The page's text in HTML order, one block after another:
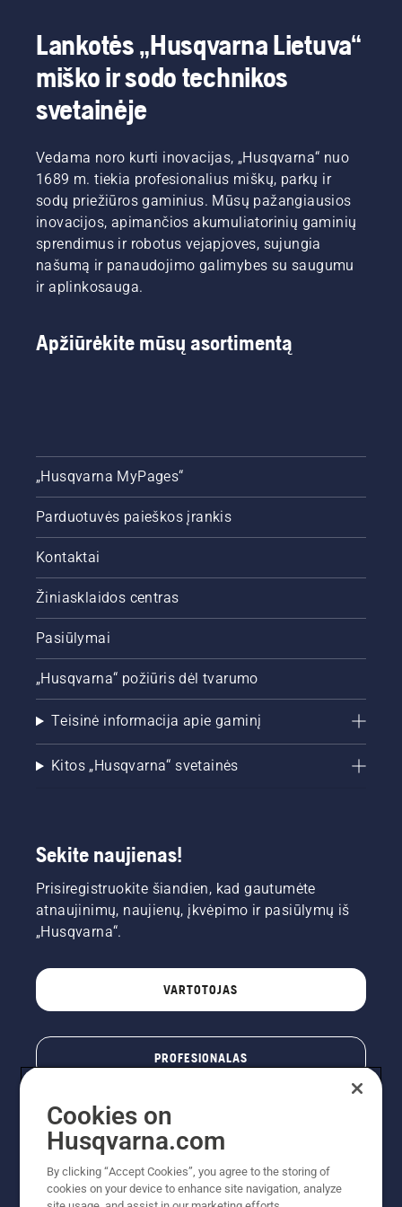
žolės.
gaminiais.
įdėjus
nugaros
akumuliatorių,
užtikrinamas
didesnis
patogumas
sumažinamas
nuovargis
naudojant
gaminį,
galėtumėte
ilgiau
Lankotės „Husqvarna Lietuva“
miško ir sodo technikos
svetainėje
Vedama noro kurti inovacijas, „Husqvarna“ nuo
1689 m. tiekia profesionalius miškų, parkų ir
sodų priežiūros gaminius. Mūsų pažangiausios
inovacijos, apimančios akumuliatorinių gaminių
sprendimus ir robotus vejapjoves, sujungia
našumą ir panaudojimo galimybes su saugumu
ir aplinkosauga.
Apžiūrėkite mūsų asortimentą
„Husqvarna MyPages“
Parduotuvės paieškos įrankis
Kontaktai
Žiniasklaidos centras
Pasiūlymai
„Husqvarna“ požiūris dėl tvarumo
Teisinė informacija apie gaminį
Kitos „Husqvarna“ svetainės
Sekite naujienas!
Prisiregistruokite šiandien, kad gautumėte
atnaujinimų, naujienų, įkvėpimo ir pasiūlymų iš
„Husqvarna“.
VARTOTOJAS
PROFESIONALAS
Cookies on
Husqvarna.com
By clicking “Accept Cookies”, you agree to the storing of
cookies on your device to enhance site navigation, analyze